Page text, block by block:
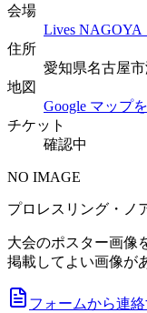
会場
Lives NAGOYA
住所
愛知県名古屋
地図
Google マップ
チケット
確認中
NO IMAGE
プロレスリング・ノ
大会のポスター画像
掲載してよい画像が
フォームから連絡